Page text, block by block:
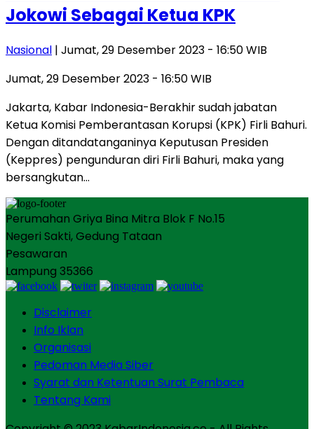
Jokowi Sebagai Ketua KPK
Nasional | Jumat, 29 Desember 2023 - 16:50 WIB
Jumat, 29 Desember 2023 - 16:50 WIB
Jakarta, Kabar Indonesia-Berakhir sudah jabatan
Ketua Komisi Pemberantasan Korupsi (KPK) Firli Bahuri.
Dengan ditandatanganinya Keputusan Presiden
(Keppres) pengunduran diri Firli Bahuri, maka yang
bersangkutan…
Perumahan Griya Bina Mitra Blok F No.15
Negeri Sakti, Gedung Tataan
Pesawaran
Lampung 35366
Disclaimer
Info Iklan
Organisasi
Pedoman Media Siber
Syarat dan Ketentuan Surat Pembaca
Tentang Kami